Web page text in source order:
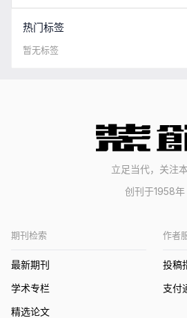
热门标签
暂无标签
立足当代，关注
创刊于1958年
期刊检索
最新期刊
学术专栏
精选论文
作者
投稿
支付